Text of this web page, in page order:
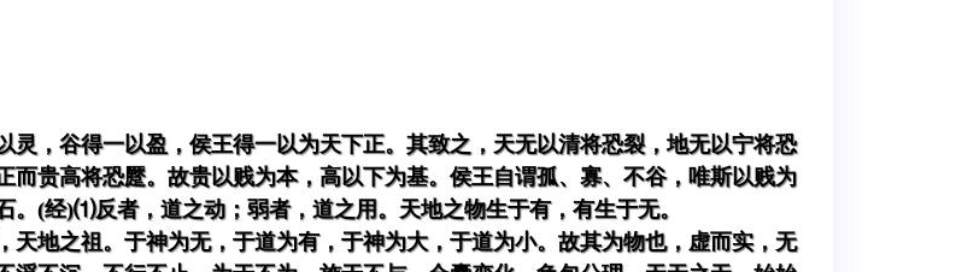
灵，谷得一以盈，侯王得一以为天下正。其致之，天无以清将恐裂，地无以宁将恐
贵高将恐蹷。故贵以贱为本，高以下为基。侯王自谓孤、寡、不谷，唯斯以贱为
(经)⑴反者，道之动；弱者，道之用。天地之物生于有，有生于无。
天地之祖。于神为无，于道为有，于神为大，于道为小。故其为物也，虚而实，无